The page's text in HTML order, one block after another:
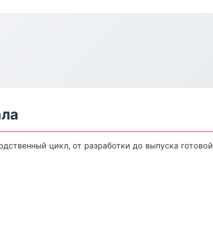
цикл, от разработки до выпуска готовой